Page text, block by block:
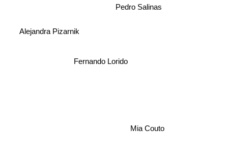
Pedro Salinas
Fernando Lorido
Alejandra Pizarnik
Mia Couto